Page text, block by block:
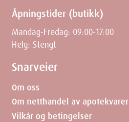
Åpningstider (butikk)
Mandag-Fredag: 09:00-17:00
Helg: Stengt
Snarveier
Om oss
Om netthandel av apotekvarer
Vilkår og betingelser